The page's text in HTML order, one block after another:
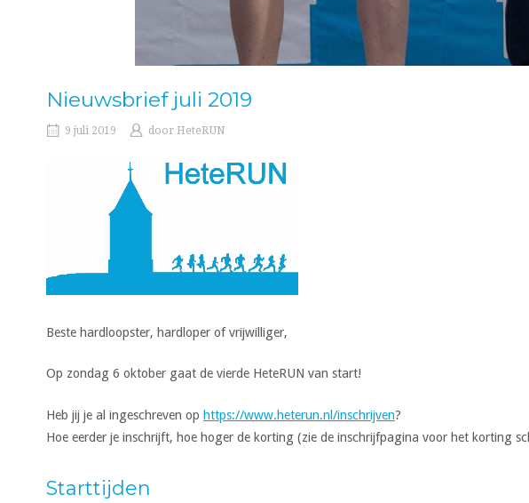
Nieuwsbrief juli 2019
9 juli 2019 door HeteRUN
Beste hardloopster, hardloper of vrijwilliger,
Op zondag 6 oktober gaat de vierde HeteRUN van start!
Heb jij je al ingeschreven op https://www.heterun.nl/inschrijven?
Hoe eerder je inschrijft, hoe hoger de korting (zie de inschrijfpagina voor het korting
Starttijden